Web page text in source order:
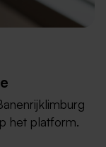
het platform.